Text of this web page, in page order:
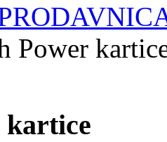
Power
kartice